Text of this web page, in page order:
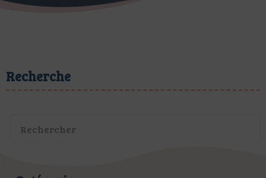
Recherche